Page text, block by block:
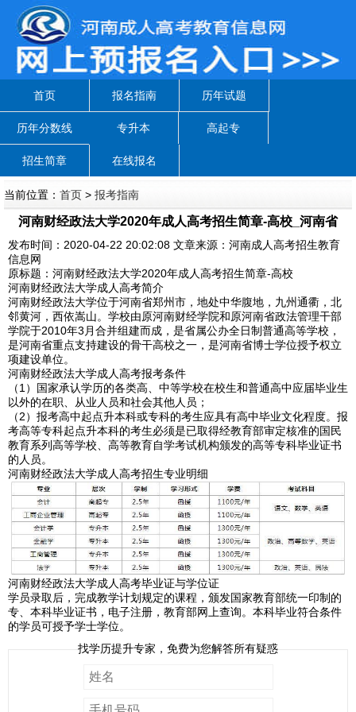
首页 报名指南 历年试题
历年分数线 专升本 高起专
招生简章 在线报名
当前位置： 首页 > 报考指南
河南财经政法大学2020年成人高考招生简章-高校_河南省
发布时间：2020-04-22 20:02:08 文章来源：河南成人高考招生教育
信息网
原标题：河南财经政法大学2020年成人高考招生简章-高校
河南财经政法大学成人高考简介
河南财经政法大学位于河南省郑州市，地处中华腹地，九州通衢，北
邻黄河，西依嵩山。学校由原河南财经学院和原河南省政法管理干部
学院于2010年3月合并组建而成，是省属公办全日制普通高等学校，
是河南省重点支持建设的骨干高校之一，是河南省博士学位授予权立
项建设单位。
河南财经政法大学成人高考报考条件
（1）国家承认学历的各类高、中等学校在校生和普通高中应届毕业生
以外的在职、从业人员和社会其他人员；
（2）报考高中起点升本科或专科的考生应具有高中毕业文化程度。报
考高等专科起点升本科的考生必须是已取得经教育部审定核准的国民
教育系列高等学校、高等教育自学考试机构颁发的高等专科毕业证书
的人员。
河南财经政法大学成人高考招生专业明细
河南财经政法大学成人高考毕业证与学位证
学员录取后，完成教学计划规定的课程，颁发国家教育部统一印制的
专、本科毕业证书，电子注册，教育部网上查询。本科毕业符合条件
的学员可授予学士学位。
找学历提升专家，免费为您解答所有疑惑